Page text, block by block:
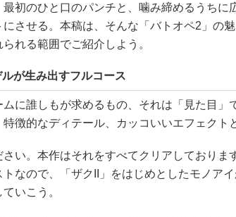
最初のひと口のパンチと、噛み締めるうちに
にさせる。本稿は、そんな「バトオペ2」の
れる範囲でご紹介しよう。
が生み出すフルコース
に誰しもが求めるもの、それは「見た目」
徴的なディテール、カッコいいエフェクト
い。本作はそれをすべてクリアしておりま
なので、「ザクII」をはじめとしたモノア
いこう。